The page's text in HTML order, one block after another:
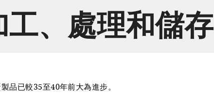
工、處理和儲存
品已較35至40年前大為進步。